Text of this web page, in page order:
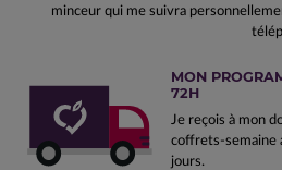
minceur qui me suivra
MON
72H
Je reçois à mon
coffrets-semaine
jours.